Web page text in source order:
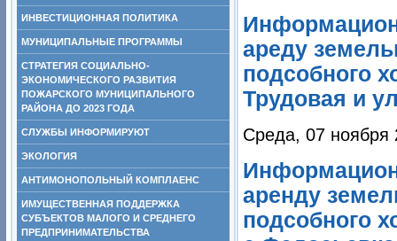
ИНВЕСТИЦИОННАЯ ПОЛИТИКА
МУНИЦИПАЛЬНЫЕ ПРОГРАММЫ
СТРАТЕГИЯ СОЦИАЛЬНО-
ЭКОНОМИЧЕСКОГО РАЗВИТИЯ
ПОЖАРСКОГО МУНИЦИПАЛЬНОГО
РАЙОНА ДО 2023 ГОДА
СЛУЖБЫ ИНФОРМИРУЮТ
ЭКОЛОГИЯ
АНТИМОНОПОЛЬНЫЙ КОМПЛАЕНС
ИМУЩЕСТВЕННАЯ ПОДДЕРЖКА
СУБЪЕКТОВ МАЛОГО И СРЕДНЕГО
ПРЕДПРИНИМАТЕЛЬСТВА
ареду
подсобного
Трудовая и
Среда, 07 ноября
аренду
подсобного